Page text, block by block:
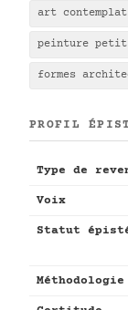
art
peinture petit
formes
PROFIL
Type de
Voix
Statut
Méthodologie